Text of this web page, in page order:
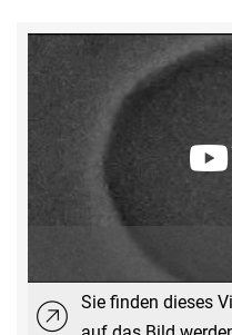
Sie finden dieses